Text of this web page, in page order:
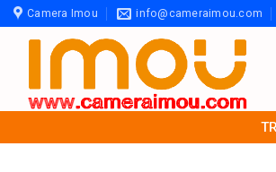
Skip
to
Camera Imou info@cameraimou.com